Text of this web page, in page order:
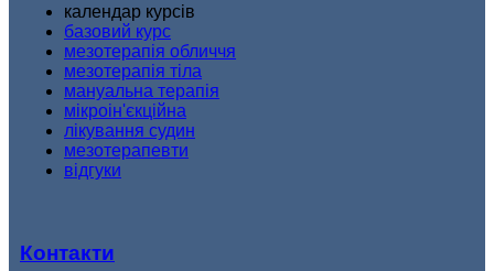
календар курсів
базовий курс
мезотерапія обличчя
мезотерапія тіла
мануальна терапія
мікроін'єкційна
лікування судин
мезотерапевти
відгуки
Контакти